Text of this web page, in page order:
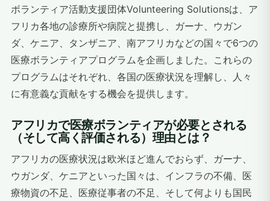
ボランティア活動支援団体Volunteering Solutionsは、ア
フリカ各地の診療所や病院と提携し、ガーナ、ウガン
ダ、ケニア、タンザニア、南アフリカなどの国々で6つの
医療ボランティアプログラムを企画しました。これらの
プログラムはそれぞれ、各国の医療状況を理解し、人々
に有意義な貢献をする機会を提供します。
アフリカで医療ボランティアが必要とされる
（そして高く評価される）理由とは？
アフリカの医療状況は欧米ほど進んでおらず、ガーナ、
ウガンダ、ケニアといった国々は、インフラの不備、医
療物資の不足、医療従事者の不足、そして何よりも国民